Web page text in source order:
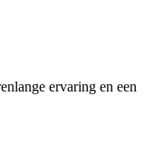
ervaring en een